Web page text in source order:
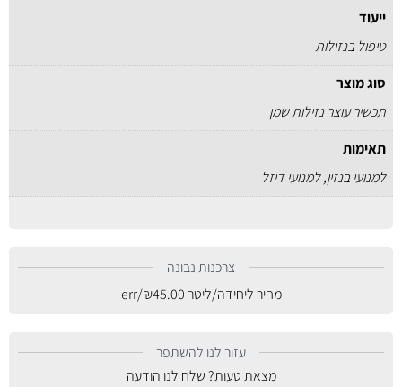
ייעוד
טיפול בנזילות
סוג מוצר
תכשיר עוצר נזילות שמן
תאימות
למנועי בנזין, למנועי דיזל
צרכנות נבונה
מחיר ליחידה/ליטר
₪45.00
/err
עזור לנו להשתפר
מצאת טעות? שלח לנו הודעה